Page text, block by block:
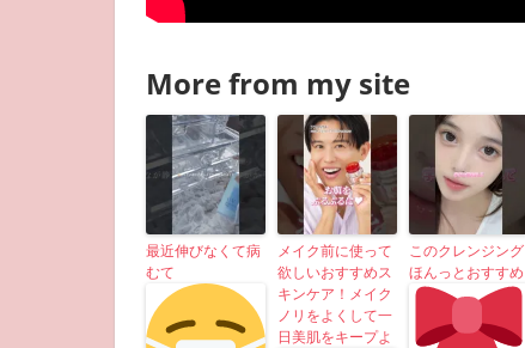
More from my site
最近伸びなくて病
むて
メイク前に使って
欲しいおすすめス
キンケア！メイク
ノリをよくして一
日美肌をキープよ
このクレンジング
ほんっとおすすめ